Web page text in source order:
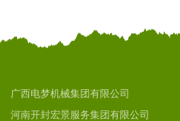
广西电梦机械集团有限公司
河南开封宏景服务集团有限公司